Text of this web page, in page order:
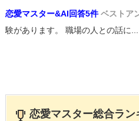
恋愛マスター&AI回答5件 ベストア
験があります。 職場の人との話に...
恋愛マスター総合ラン